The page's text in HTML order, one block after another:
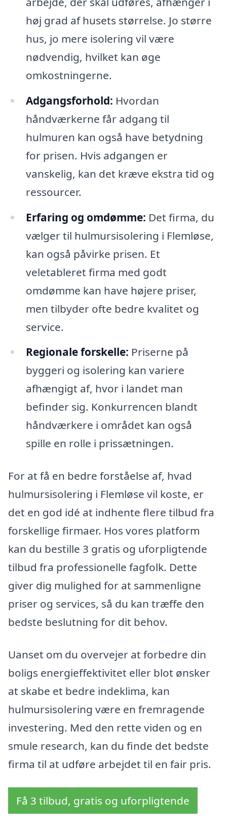
høj grad af husets størrelse. Jo større
hus, jo mere isolering vil være
nødvendig, hvilket kan øge
omkostningerne.
Adgangsforhold: Hvordan
håndværkerne får adgang til
hulmuren kan også have betydning
for prisen. Hvis adgangen er
vanskelig, kan det kræve ekstra tid og
ressourcer.
Erfaring og omdømme: Det firma, du
vælger til hulmursisolering i Flemløse,
kan også påvirke prisen. Et
veletableret firma med godt
omdømme kan have højere priser,
men tilbyder ofte bedre kvalitet og
service.
Regionale forskelle: Priserne på
byggeri og isolering kan variere
afhængigt af, hvor i landet man
befinder sig. Konkurrencen blandt
håndværkere i området kan også
spille en rolle i prissætningen.
For at få en bedre forståelse af, hvad
hulmursisolering i Flemløse vil koste, er
det en god idé at indhente flere tilbud fra
forskellige firmaer. Hos vores platform
kan du bestille 3 gratis og uforpligtende
tilbud fra professionelle fagfolk. Dette
giver dig mulighed for at sammenligne
priser og services, så du kan træffe den
bedste beslutning for dit behov.
Uanset om du overvejer at forbedre din
boligs energieffektivitet eller blot ønsker
at skabe et bedre indeklima, kan
hulmursisolering være en fremragende
investering. Med den rette viden og en
smule research, kan du finde det bedste
firma til at udføre arbejdet til en fair pris.
Få 3 tilbud, gratis og uforpligtende